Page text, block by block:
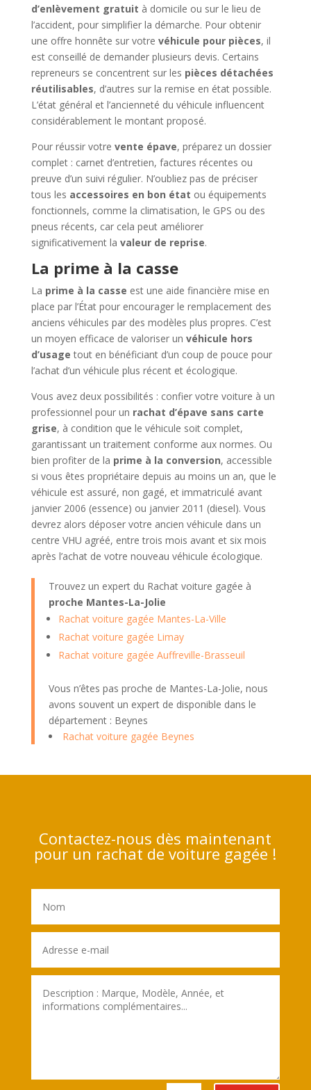
d’enlèvement gratuit à domicile ou sur le lieu de
l’accident, pour simplifier la démarche. Pour obtenir
une offre honnête sur votre véhicule pour pièces, il
est conseillé de demander plusieurs devis. Certains
repreneurs se concentrent sur les pièces détachées
réutilisables, d’autres sur la remise en état possible.
L’état général et l’ancienneté du véhicule influencent
considérablement le montant proposé.
Pour réussir votre vente épave, préparez un dossier
complet : carnet d’entretien, factures récentes ou
preuve d’un suivi régulier. N’oubliez pas de préciser
tous les accessoires en bon état ou équipements
fonctionnels, comme la climatisation, le GPS ou des
pneus récents, car cela peut améliorer
significativement la valeur de reprise.
La prime à la casse
La prime à la casse est une aide financière mise en
place par l’État pour encourager le remplacement des
anciens véhicules par des modèles plus propres. C’est
un moyen efficace de valoriser un véhicule hors
d’usage tout en bénéficiant d’un coup de pouce pour
l’achat d’un véhicule plus récent et écologique.
Vous avez deux possibilités : confier votre voiture à un
professionnel pour un rachat d’épave sans carte
grise, à condition que le véhicule soit complet,
garantissant un traitement conforme aux normes. Ou
bien profiter de la prime à la conversion, accessible
si vous êtes propriétaire depuis au moins un an, que le
véhicule est assuré, non gagé, et immatriculé avant
janvier 2006 (essence) ou janvier 2011 (diesel). Vous
devrez alors déposer votre ancien véhicule dans un
centre VHU agréé, entre trois mois avant et six mois
après l’achat de votre nouveau véhicule écologique.
Trouvez un expert du Rachat voiture gagée à
proche Mantes-La-Jolie
Rachat voiture gagée Mantes-La-Ville
Rachat voiture gagée Limay
Rachat voiture gagée Auffreville-Brasseuil
Vous n’êtes pas proche de Mantes-La-Jolie, nous
avons souvent un expert de disponible dans le
département : Beynes
Rachat voiture gagée Beynes
Contactez-nous dès maintenant
pour un rachat de voiture gagée !